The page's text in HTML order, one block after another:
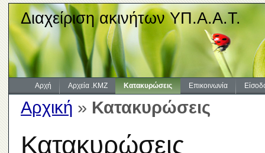
Διαχείριση ακινήτων ΥΠ.Α.Α.Τ.
Αρχή Αρχεία .KMZ Κατακυρώσεις Επικοινωνία
Αρχική » Κατακυρώσεις
Κατακυρώσεις